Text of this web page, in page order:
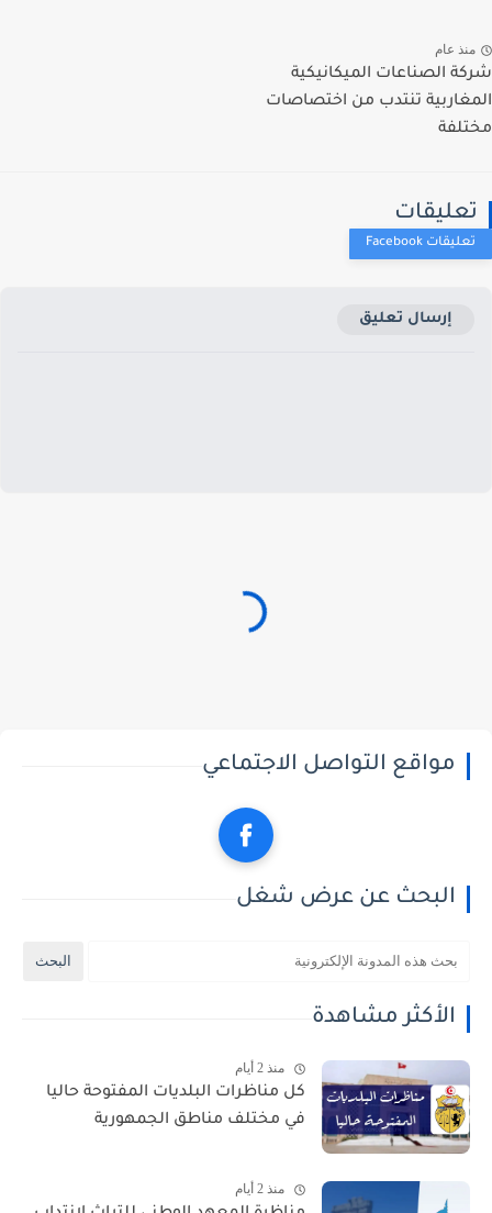
عام
الصناعات الميكانيكية
تنتدب من اختصاصات
إرسال تعليق
مواقع التواصل الاجتماعي
البحث عن عرض شغل
الأكثر مشاهدة
منذ 2 أيام
كل مناظرات البلديات المفتوحة حاليا
في مختلف مناطق الجمهورية
منذ 2 أيام